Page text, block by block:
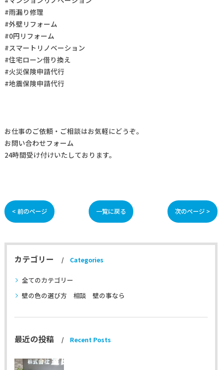
#雨漏り修理
#外壁リフォーム
#0円リフォーム
#スマートリノベーション
#住宅ローン借り換え
#火災保険申請代行
#地震保険申請代行
お仕事のご依頼・ご相談はお気軽にどうぞ。
お問い合わせフォーム
24時間受け付けいたしております。
< 前のページ 一覧に戻る 次のページ >
カテゴリー Categories
全てのカテゴリー
壁の色の選び方 相談 壁の事なら
最近の投稿 Recent Posts